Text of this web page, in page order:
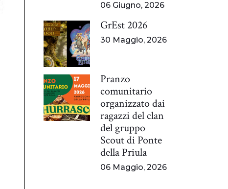
06 Giugno, 2026
GrEst 2026
30 Maggio, 2026
Pranzo
comunitario
organizzato dai
ragazzi del clan
del gruppo
Scout di Ponte
della Priula
06 Maggio, 2026